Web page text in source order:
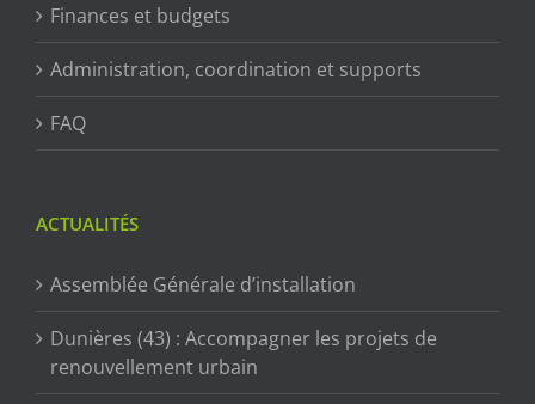
Finances et budgets
Administration, coordination et supports
FAQ
ACTUALITÉS
Assemblée Générale d’installation
Dunières (43) : Accompagner les projets de
renouvellement urbain